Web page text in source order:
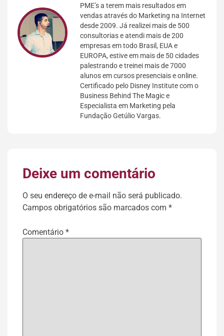
PME’s a terem mais resultados em
vendas através do Marketing na Internet
desde 2009. Já realizei mais de 500
consultorias e atendi mais de 200
empresas em todo Brasil, EUA e
EUROPA, estive em mais de 50 cidades
palestrando e treinei mais de 7000
alunos em cursos presenciais e online.
Certificado pelo Disney Institute com o
Business Behind The Magic e
Especialista em Marketing pela
Fundação Getúlio Vargas.
Deixe um comentário
O seu endereço de e-mail não será publicado.
Campos obrigatórios são marcados com *
Comentário *